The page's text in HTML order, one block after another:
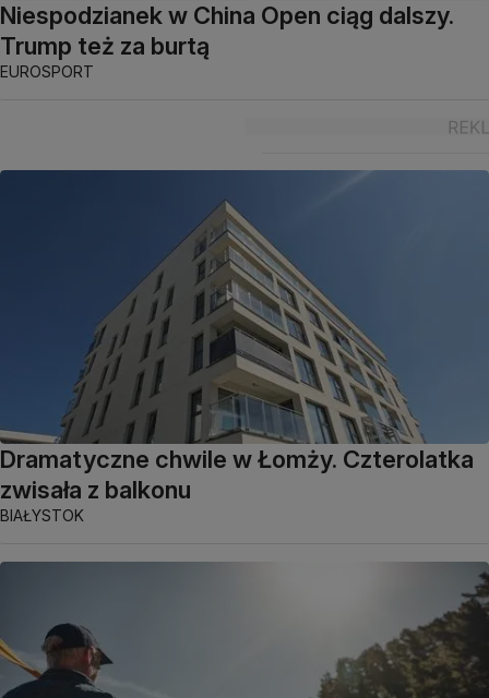
Niespodzianek w China Open ciąg dalszy.
Trump też za burtą
EUROSPORT
Dramatyczne chwile w Łomży. Czterolatka
zwisała z balkonu
BIAŁYSTOK